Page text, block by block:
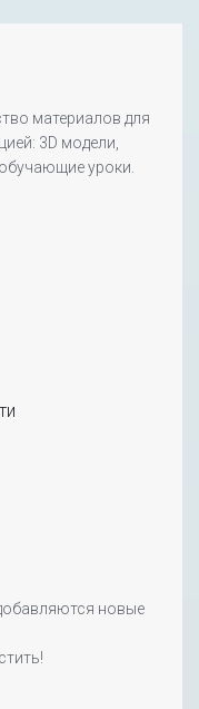
материалов для
3D модели,
уроки.
новые